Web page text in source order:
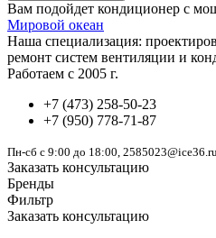
Вам подойдет кондиционер с
Мировой океан
Наша специализация:
ремонт систем вентиляции и
Работаем с 2005 г.
+7 (473) 258-50-23
+7 (950) 778-71-87
Пн-сб с 9:00 до 18:00,
Заказать консультацию
Бренды
Фильтр
Заказать консультацию